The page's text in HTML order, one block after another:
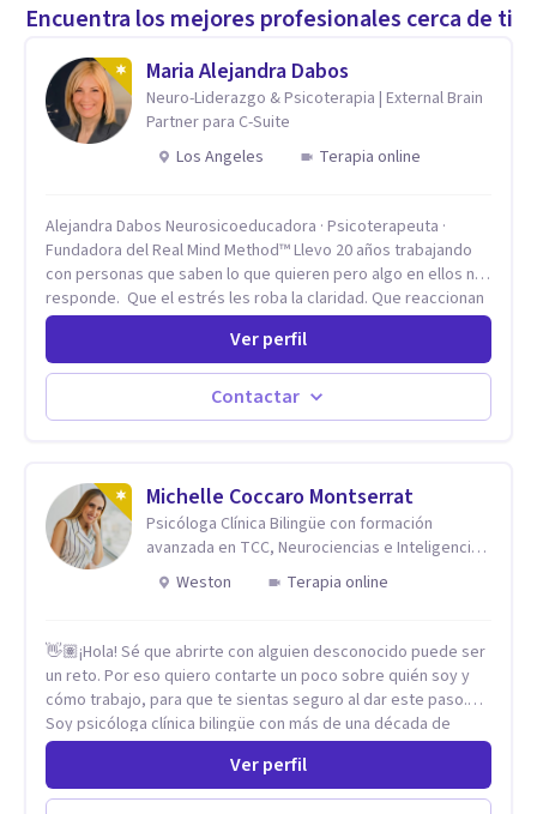
Encuentra los mejores profesionales cerca de ti
Maria Alejandra Dabos
Neuro-Liderazgo & Psicoterapia | External Brain
Partner para C-Suite
Los Angeles
Terapia online
Alejandra Dabos Neurosicoeducadora · Psicoterapeuta ·
Fundadora del Real Mind Method™ Llevo 20 años trabajando
con personas que saben lo que quieren pero algo en ellos no
responde. Que el estrés les roba la claridad. Que reaccionan
antes de pensar y después se arrepienten. Que las
relaciones importantes se desgastan sin poder detenerlo. Mi
enfoque combina la neurociencia del comportamiento con la
psicoterapia de profundidad. No trabajo sobre los síntomas.
Trabajo sobre el sistema nervioso — el mecanismo que
patrón cambie.
Ver perfil
Contactar
Michelle Coccaro Montserrat
Psicóloga Clínica Bilingüe con formación
avanzada en TCC, Neurociencias e Inteligencia
Emocional.
Weston Terapia online
👋🏽¡Hola! Sé que abrirte con alguien desconocido puede ser
un reto. Por eso quiero contarte un poco sobre quién soy y
cómo trabajo, para que te sientas seguro al dar este paso.
Soy psicóloga clínica bilingüe con más de una década de
experiencia. He dictado conferencias, escrito artículos y
ejercido como profesora universitaria. Un dato curioso: he
vivido en varios países y conozco de primera mano lo que
Ver perfil